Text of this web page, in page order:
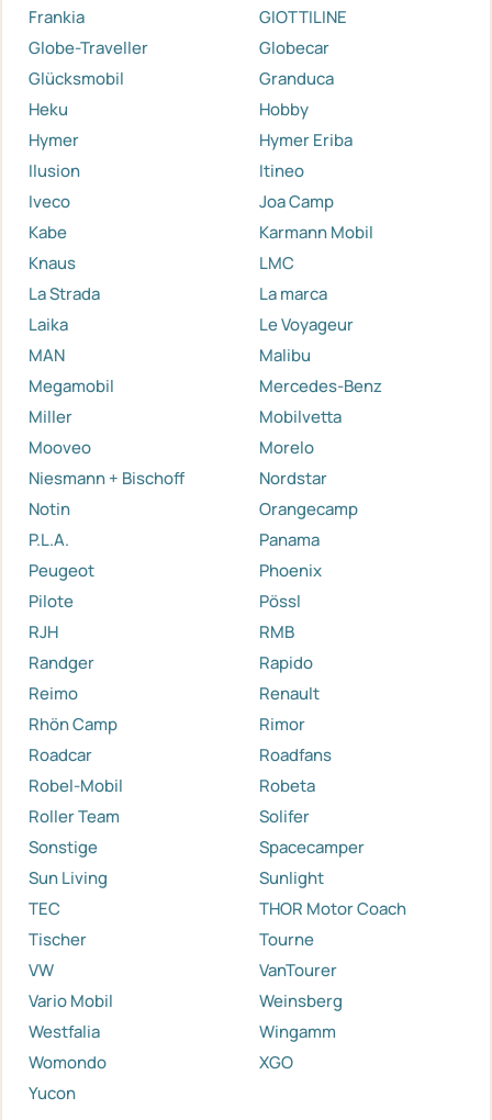
Frankia
GIOTTILINE
Globe-Traveller
Globecar
Glücksmobil
Granduca
Heku
Hobby
Hymer
Hymer Eriba
Ilusion
Itineo
Iveco
Joa Camp
Kabe
Karmann Mobil
Knaus
LMC
La Strada
La marca
Laika
Le Voyageur
MAN
Malibu
Megamobil
Mercedes-Benz
Miller
Mobilvetta
Mooveo
Morelo
Niesmann + Bischoff
Nordstar
Notin
Orangecamp
P.L.A.
Panama
Peugeot
Phoenix
Pilote
Pössl
RJH
RMB
Randger
Rapido
Reimo
Renault
Rhön Camp
Rimor
Roadcar
Roadfans
Robel-Mobil
Robeta
Roller Team
Solifer
Sonstige
Spacecamper
Sun Living
Sunlight
TEC
THOR Motor Coach
Tischer
Tourne
VW
VanTourer
Vario Mobil
Weinsberg
Westfalia
Wingamm
Womondo
XGO
Yucon